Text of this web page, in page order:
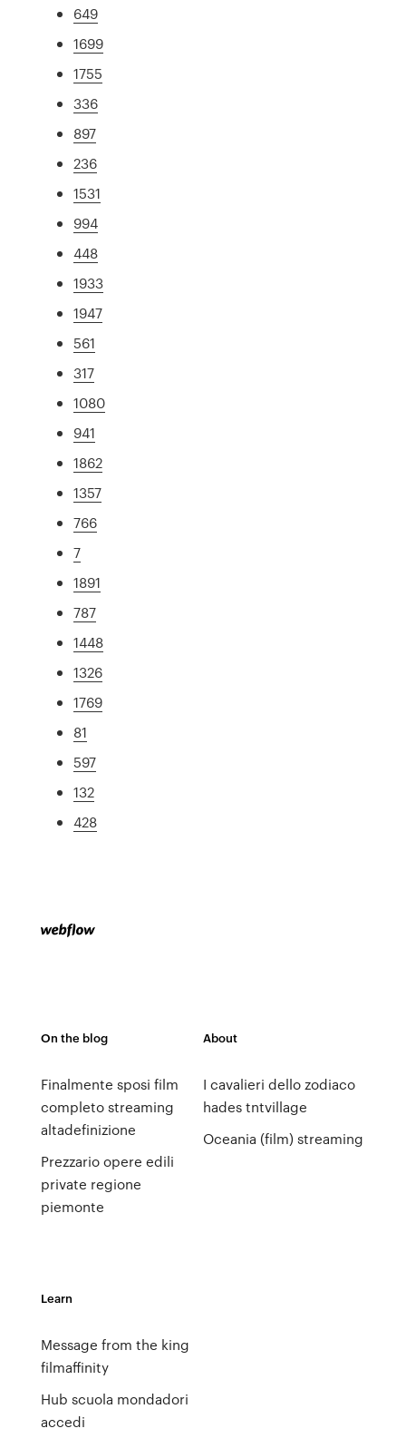
649
1699
1755
336
897
236
1531
994
448
1933
1947
561
317
1080
941
1862
1357
766
7
1891
787
1448
1326
1769
81
597
132
428
On the blog
Finalmente sposi film
completo streaming
altadefinizione
Prezzario opere edili
private regione
piemonte
About
I cavalieri dello zodiaco
hades tntvillage
Oceania (film) streaming
Learn
Message from the king
filmaffinity
Hub scuola mondadori
accedi